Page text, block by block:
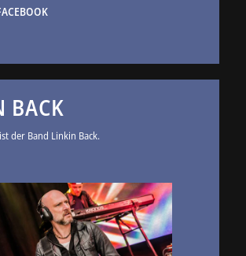
BACK
der Band Linkin Back.